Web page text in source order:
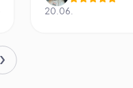
20.06.